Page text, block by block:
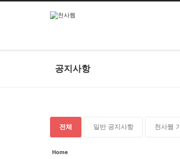
공지사항
전체 일반 공지사항 천사웹
Home
Sketchbook5, 스케치북5